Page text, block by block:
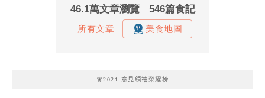
🧚2021 意見領袖榮耀榜